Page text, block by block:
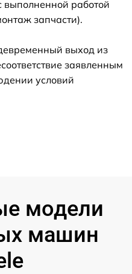
работой
запчасти).
выход из
заявленным
условий
модели
машин